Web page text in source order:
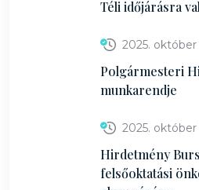
Téli időjárásra
2025. október
Polgármesteri
munkarendje
2025. október
Hirdetmény
felsőoktatási